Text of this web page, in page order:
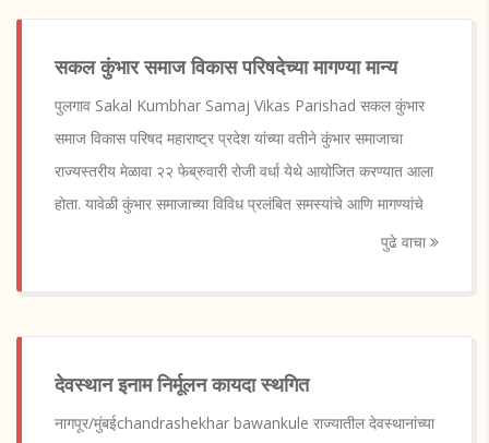
सकल कुंभार समाज विकास परिषदेच्या मागण्या मान्य
पुलगाव Sakal Kumbhar Samaj Vikas Parishad सकल कुंभार
समाज विकास परिषद महाराष्ट्र प्रदेश यांच्या वतीने कुंभार समाजाचा
राज्यस्तरीय मेळावा २२ फेब्रुवारी रोजी वर्धा येथे आयोजित करण्यात आला
होता. यावेळी कुंभार समाजाच्या विविध प्रलंबित समस्यांचे आणि मागण्यांचे
पुढे वाचा
देवस्थान इनाम निर्मूलन कायदा स्थगित
नागपूर/मुंबईchandrashekhar bawankule राज्यातील देवस्थानांच्या